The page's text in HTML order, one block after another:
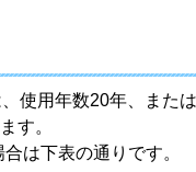
使用年数20年、また
す。
は下表の通りです。